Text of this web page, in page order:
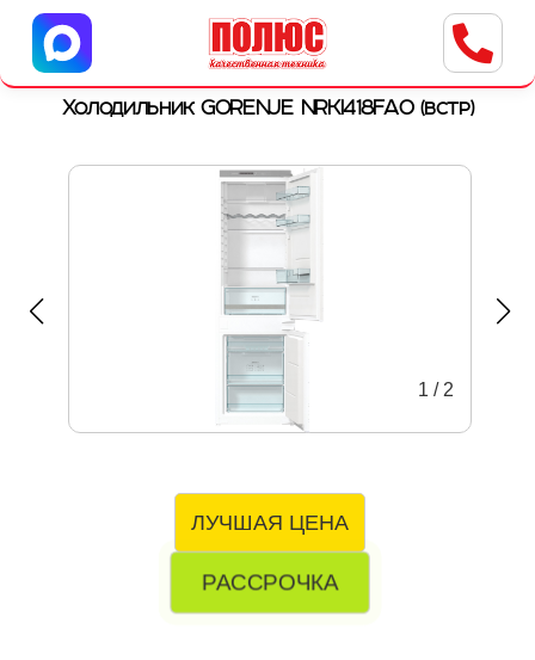
Центр бытовой техники
г. Ульяновск, ул. Пушкарева, 8a
Холодильник GORENJE NRKI418FA0 (встр)
1 / 2
ЛУЧШАЯ ЦЕНА
РАССРОЧКА